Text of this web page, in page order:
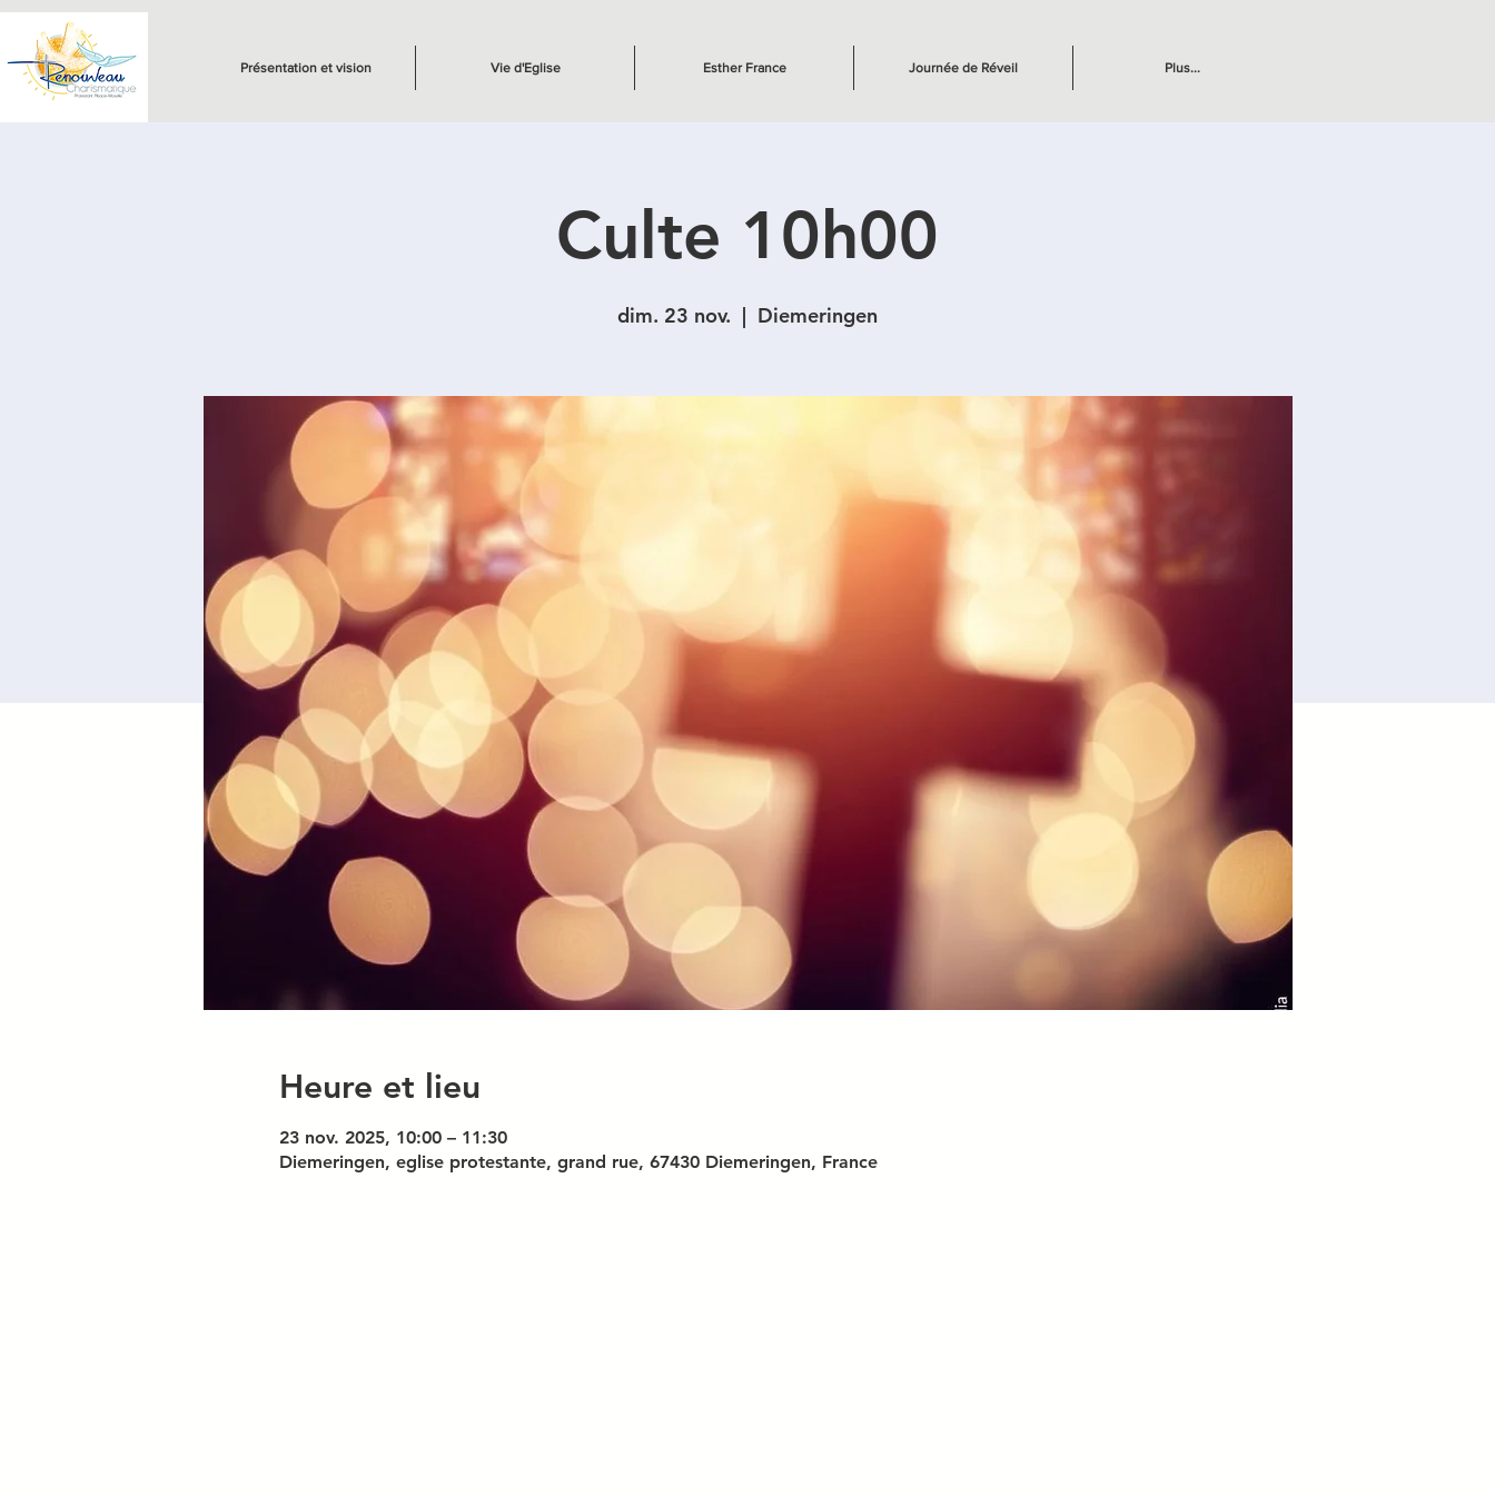
Présentation et vision Vie d'Eglise Esther France Journée de Réveil Plus...
Culte 10h00
dim. 23 nov.
  |
Diemeringen
Heure et lieu
23 nov. 2025, 10:00 – 11:30
Diemeringen, eglise protestante, grand rue, 67430 Diemeringen, France